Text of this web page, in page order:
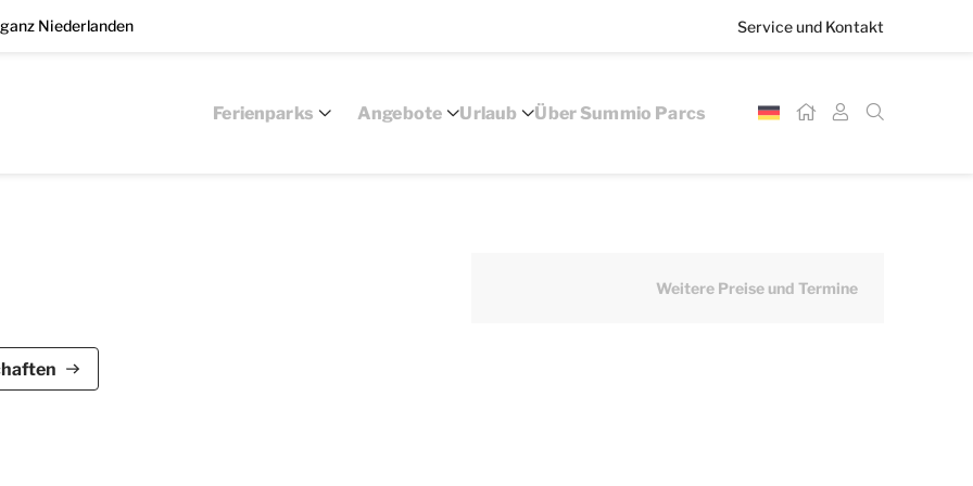
Niederlanden Service und Kontakt
Ferienparks Angebote Urlaub Über Summio Parcs
De Bloemert ist für bis zu 4 Personen
2 Schlafzimmer und 1 Badezimmer.
Essecke. Die Küche ist u.a. mit einem Kühlschrank
Weitere Preise und Termine